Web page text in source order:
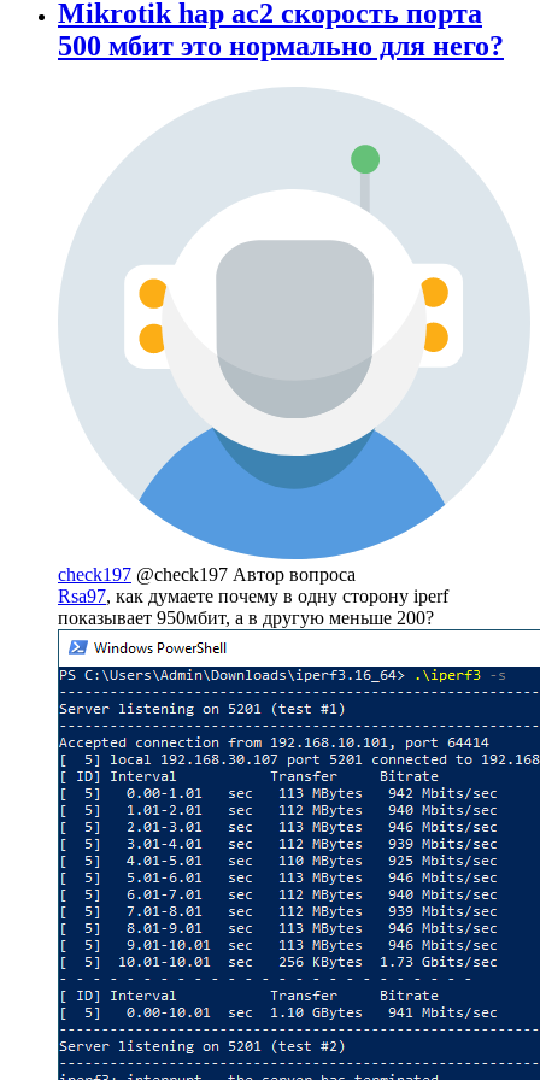
Mikrotik hap ac2 скорость порта
500 мбит это нормально для него?
check197 @check197 Автор вопроса
Rsa97, как думаете почему в одну сторону iperf
показывает 950мбит, а в другую меньше 200?